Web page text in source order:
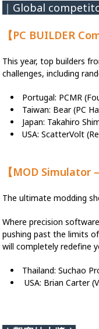
｜Global
【PC BUILDER
This year, top builders
challenges, including
Portugal: PCMR
Taiwan: Bear (PC
Japan: Takahiro
USA: ScatterVolt
【MOD Simulator
The ultimate modding
Where precision
pushing past the limits
will completely redefine
Thailand: Suchao
USA: Brian Carter